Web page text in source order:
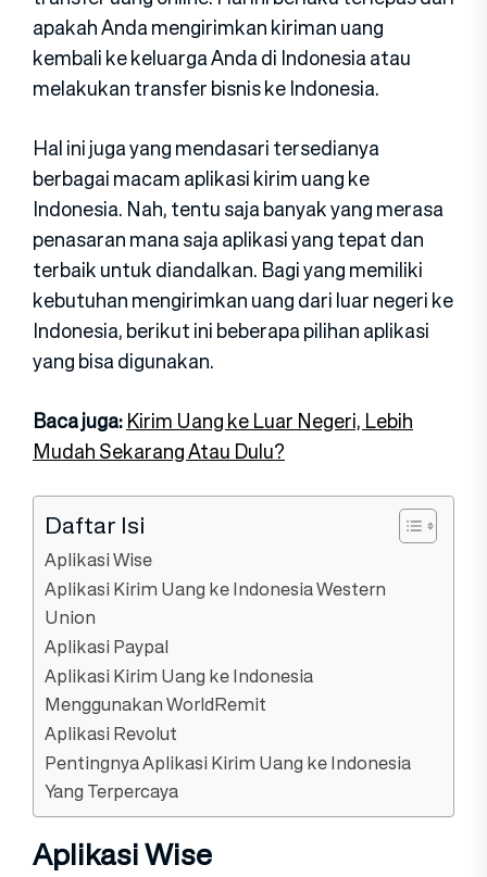
apakah Anda mengirimkan kiriman uang
kembali ke keluarga Anda di Indonesia atau
melakukan transfer bisnis ke Indonesia.
Hal ini juga yang mendasari tersedianya
berbagai macam aplikasi kirim uang ke
Indonesia. Nah, tentu saja banyak yang merasa
penasaran mana saja aplikasi yang tepat dan
terbaik untuk diandalkan. Bagi yang memiliki
kebutuhan mengirimkan uang dari luar negeri ke
Indonesia, berikut ini beberapa pilihan aplikasi
yang bisa digunakan.
Baca juga:Kirim Uang ke Luar Negeri, Lebih
Mudah Sekarang Atau Dulu?
Daftar Isi
Aplikasi Wise
Aplikasi Kirim Uang ke Indonesia Western
Union
Aplikasi Paypal
Aplikasi Kirim Uang ke Indonesia
Menggunakan WorldRemit
Aplikasi Revolut
Pentingnya Aplikasi Kirim Uang ke Indonesia
Yang Terpercaya
Aplikasi Wise